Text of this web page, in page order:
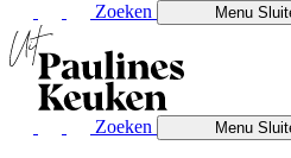
Zoeken
Menu
Zoeken Menu